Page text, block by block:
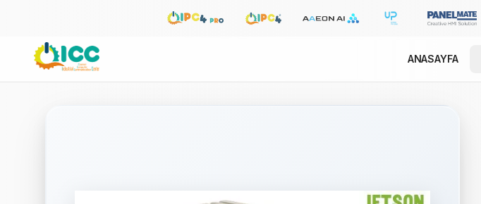
ANASAYFA